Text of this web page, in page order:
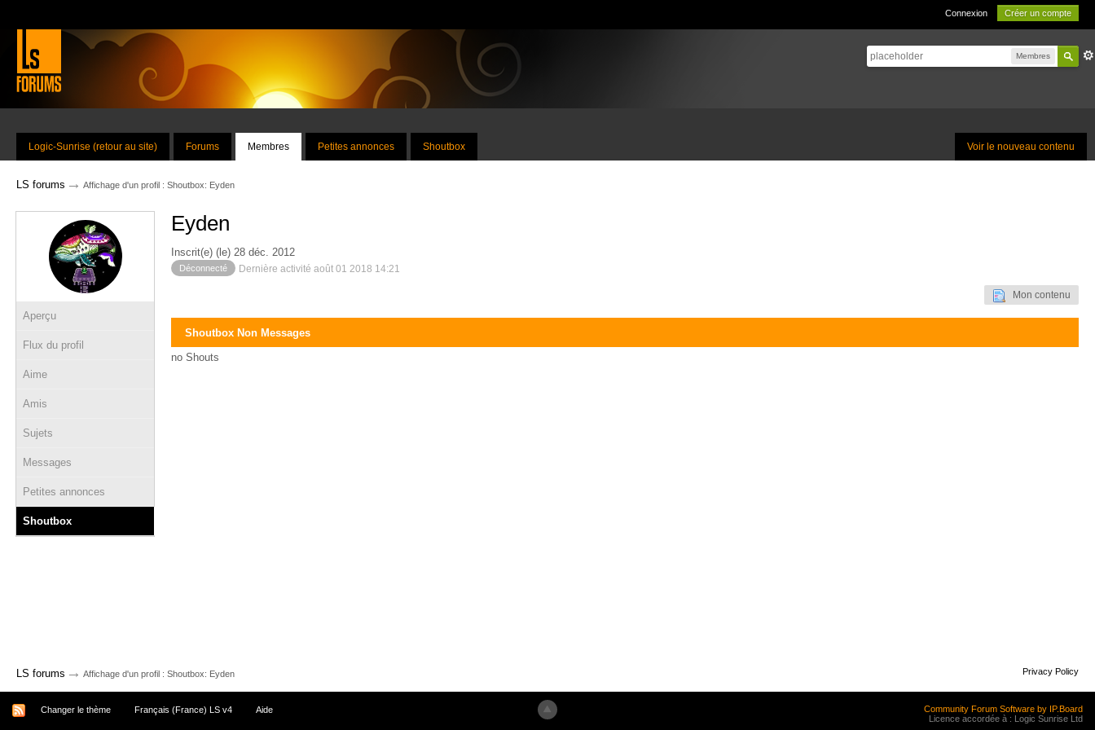
Connexion Créer un compte
Membres
Voir le nouveau contenu
Logic-Sunrise (retour au site) Forums Membres Petites annonces Shoutbox
LS forums → Affichage d'un profil : Shoutbox: Eyden
Aperçu
Flux du profil
Aime
Amis
Sujets
Messages
Petites annonces
Shoutbox
Eyden
Inscrit(e) (le) 28 déc. 2012
Déconnecté Dernière activité août 01 2018 14:21
Mon contenu
Shoutbox Non Messages
no Shouts
LS forums → Affichage d'un profil : Shoutbox: Eyden Privacy Policy
Changer le thème Français (France) LS v4 Aide
Community Forum Software by IP.Board
Licence accordée à : Logic Sunrise Ltd